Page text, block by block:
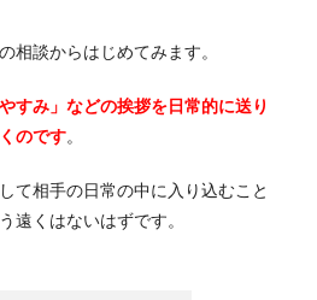
相談からはじめてみます。
すみ」などの挨拶を日常的に送り
のです。
て相手の日常の中に入り込むこと
遠くはないはずです。